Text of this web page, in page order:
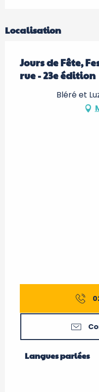
Localisation
Jours de Fête,
rue - 23e édition
Bléré et
Langues parlées
Langues parlées